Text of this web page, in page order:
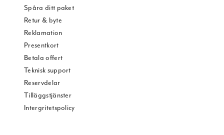
Spåra ditt paket
Retur & byte
Reklamation
Presentkort
Betala offert
Teknisk support
Reservdelar
Tilläggstjänster
Intergritetspolicy